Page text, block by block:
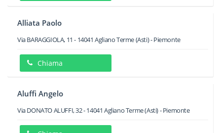
Alliata Paolo
Via BARAGGIOLA, 11 - 14041 Agliano Terme(Asti) -Piemonte
Chiama
Aluffi Angelo
Via DONATO ALUFFI, 32-14041 Agliano Terme(Asti) -Piemonte